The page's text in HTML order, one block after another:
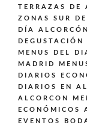
TERRAZAS DE
ZONAS SUR
DÍA
MENUS DEL
MADRID
DIARIOS
DIARIOS EN
ALCORCON
ECONÓMICOS
EVENTOS